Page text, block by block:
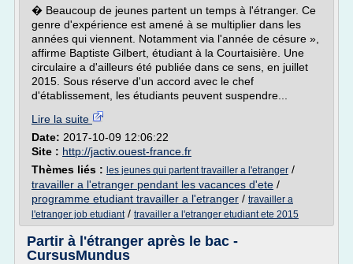
� Beaucoup de jeunes partent un temps à l'étranger. Ce
genre d'expérience est amené à se multiplier dans les
années qui viennent. Notamment via l'année de césure »,
affirme Baptiste Gilbert, étudiant à la Courtaisière. Une
circulaire a d'ailleurs été publiée dans ce sens, en juillet
2015. Sous réserve d'un accord avec le chef
d'établissement, les étudiants peuvent suspendre...
Lire la suite
Date: 2017-10-09 12:06:22
Site : http://jactiv.ouest-france.fr
Thèmes liés : les jeunes qui partent travailler a l'etranger /
travailler a l'etranger pendant les vacances d'ete /
programme etudiant travailler a l'etranger / travailler a
l'etranger job etudiant/ travailler a l'etranger etudiant ete 2015
Partir à l'étranger après le bac -
CursusMundus